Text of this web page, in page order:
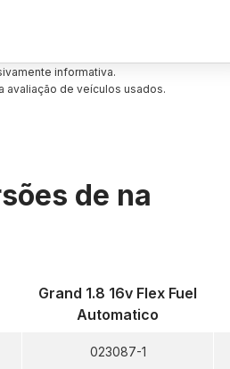
informativa.
avaliação de veículos usados.
de na
Grand 1.8 16v Flex Fuel
Automatico
023087-1